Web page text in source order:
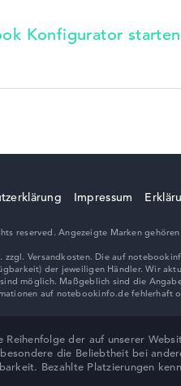
Konfigurator starten
Impressum
reserved. Angezeigte Marken
Reihenfolge der auf unserer
die Beliebtheit bei
Bezahlte Platzierungen